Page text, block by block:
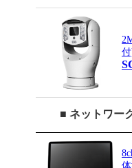
■ ネットワー